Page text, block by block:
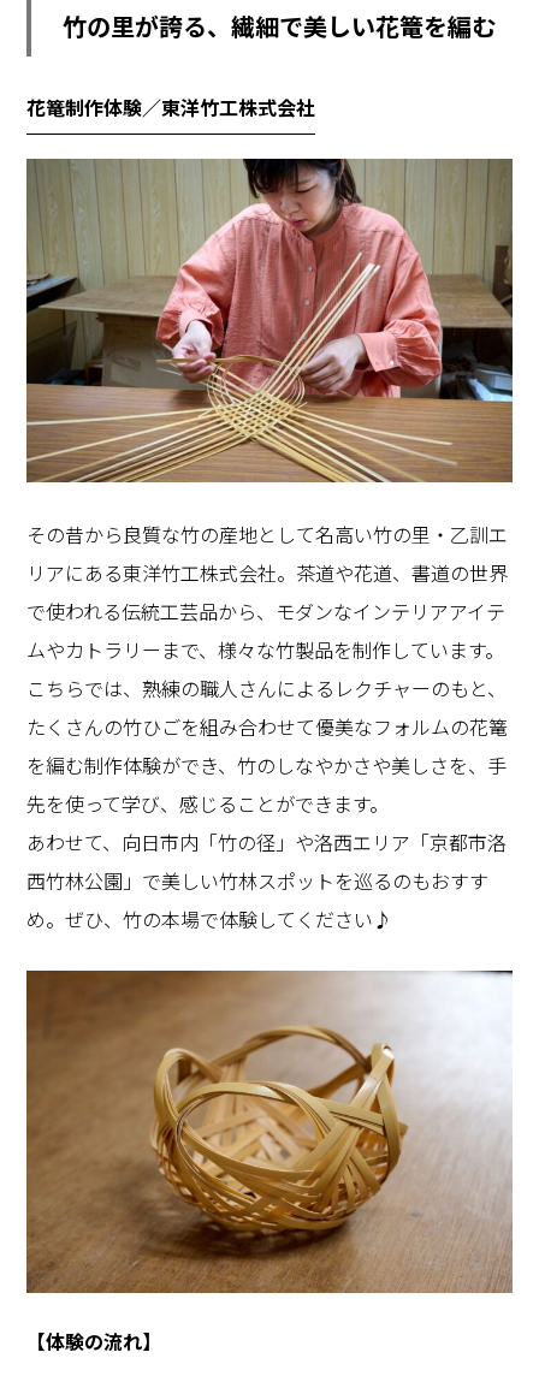
の、まぼろしの種に出会い亀岡市で栽培。「京保藍」と名づけました。一...
竹の里が誇る、繊細で美しい花篭を編む
花篭制作体験／東洋竹工株式会社
その昔から良質な竹の産地として名高い竹の里・乙訓エ
リアにある東洋竹工株式会社。茶道や花道、書道の世界
で使われる伝統工芸品から、モダンなインテリアアイテ
ムやカトラリーまで、様々な竹製品を制作しています。
こちらでは、熟練の職人さんによるレクチャーのもと、
たくさんの竹ひごを組み合わせて優美なフォルムの花篭
を編む制作体験ができ、竹のしなやかさや美しさを、手
先を使って学び、感じることができます。
あわせて、向日市内「竹の径」や洛西エリア「京都市洛
西竹林公園」で美しい竹林スポットを巡るのもおすす
め。ぜひ、竹の本場で体験してください♪
【体験の流れ】